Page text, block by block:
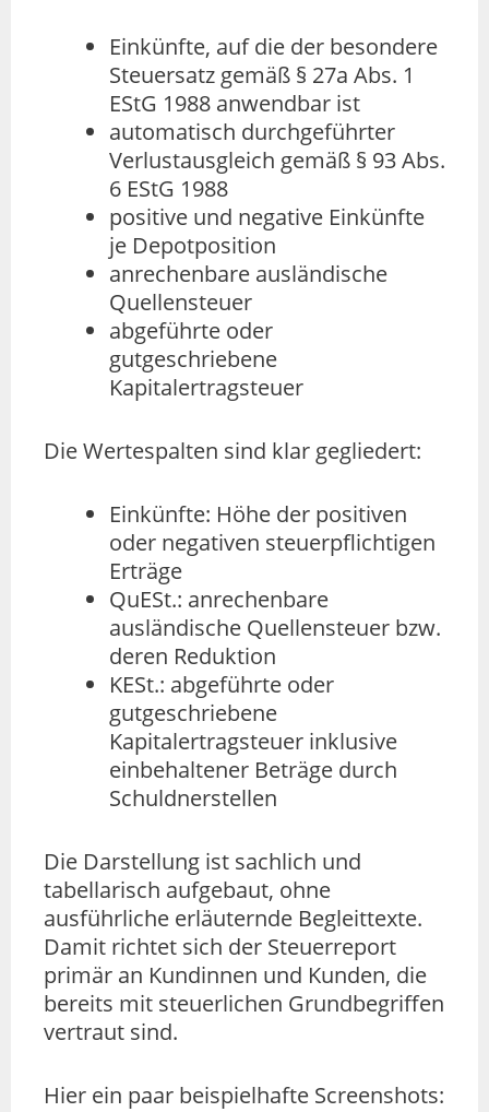
Einkünfte, auf die der besondere
Steuersatz gemäß § 27a Abs. 1
EStG 1988 anwendbar ist
automatisch durchgeführter
Verlustausgleich gemäß § 93 Abs.
6 EStG 1988
positive und negative Einkünfte
je Depotposition
anrechenbare ausländische
Quellensteuer
abgeführte oder
gutgeschriebene
Kapitalertragsteuer
Die Wertespalten sind klar gegliedert:
Einkünfte: Höhe der positiven
oder negativen steuerpflichtigen
Erträge
QuESt.: anrechenbare
ausländische Quellensteuer bzw.
deren Reduktion
KESt.: abgeführte oder
gutgeschriebene
Kapitalertragsteuer inklusive
einbehaltener Beträge durch
Schuldnerstellen
Die Darstellung ist sachlich und
tabellarisch aufgebaut, ohne
ausführliche erläuternde Begleittexte.
Damit richtet sich der Steuerreport
primär an Kundinnen und Kunden, die
bereits mit steuerlichen Grundbegriffen
vertraut sind.
Hier ein paar beispielhafte Screenshots: